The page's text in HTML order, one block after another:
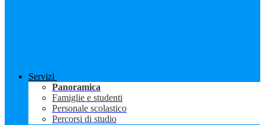
Servizi
Panoramica
Famiglie e studenti
Personale scolastico
Percorsi di studio